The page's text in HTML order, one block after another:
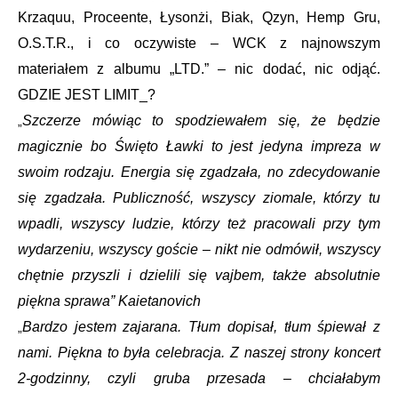
Krzaquu, Proceente, Łysonżi, Biak, Qzyn, Hemp Gru,
O.S.T.R., i co oczywiste – WCK z najnowszym
materiałem z albumu „LTD.” – nic dodać, nic odjąć.
GDZIE JEST LIMIT_?
Szczerze mówiąc to spodziewałem się, że będzie
magicznie bo Święto Ławki to jest jedyna impreza w
swoim rodzaju. Energia się zgadzała, no zdecydowanie
się zgadzała. Publiczność, wszyscy ziomale, którzy tu
wpadli, wszyscy ludzie, którzy też pracowali przy tym
wydarzeniu, wszyscy goście – nikt nie odmówił, wszyscy
chętnie przyszli i dzielili się vajbem, także absolutnie
piękna sprawa” Kaietanovich
Bardzo jestem zajarana. Tłum dopisał, tłum śpiewał z
nami. Piękna to była celebracja. Z naszej strony koncert
2-godzinny, czyli gruba przesada – chciałabym